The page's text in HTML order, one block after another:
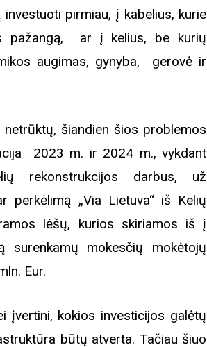
Biblioteka kviečia į renginius
rugpjūčio mėnesį
pirmiau, į kabelius, kurie
pažangą, ar į kelius, be kurių
augimas, gynyba, gerovė ir
šiandien šios problemos
2023 m. ir 2024 m., vykdant
rekonstrukcijos darbus, už
perkėlimą „Via Lietuva“ iš Kelių
lėšų, kurios skiriamos iš į
surenkamų mokesčių mokėtojų
Eur.
įvertini, kokios investicijos galėtų
būtų atverta. Tačiau šiuo